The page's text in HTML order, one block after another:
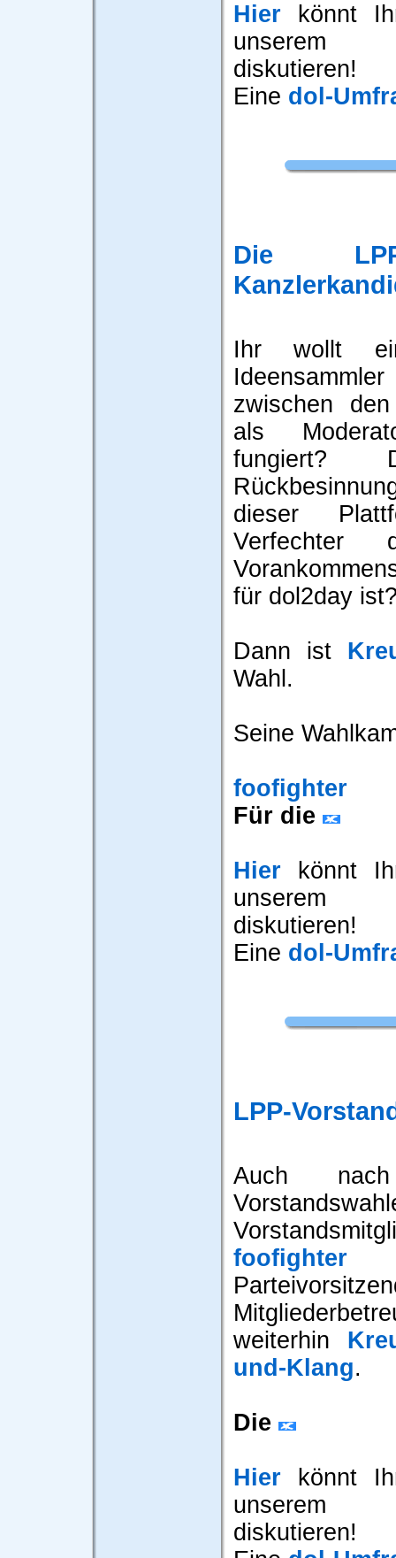
Hier könnt
unserem
diskutieren!
Eine dol-
Die
Ihr wollt
zwischen
als
dieser
Verfechter
für dol2day
Dann ist
Wahl.
Seine
foofighter
Für die
Hier könnt
unserem
diskutieren!
Eine dol-
LPP-
Auch
foofighter
weiterhin
und-Klang.
Die
Hier könnt
unserem
diskutieren!